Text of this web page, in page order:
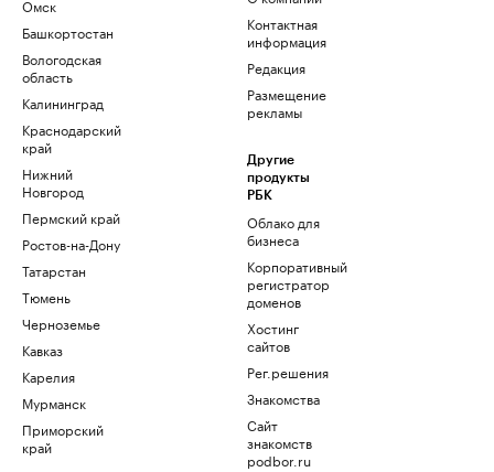
Омск
Башкортостан
Вологодская
область
Калининград
Краснодарский
край
Нижний
Новгород
Пермский край
Ростов-на-Дону
Татарстан
Тюмень
Черноземье
Кавказ
Карелия
Мурманск
Приморский
край
Контактная
информация
Редакция
Размещение
рекламы
Другие
продукты
РБК
Облако для
бизнеса
Корпоративный
регистратор
доменов
Хостинг
сайтов
Рег.решения
Знакомства
Сайт
знакомств
podbor.ru